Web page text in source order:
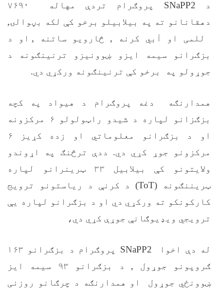
د SNaPP2 پروګرام
تردې مهاله ۷۶۹۰
دهقانانو ته په بیلابیلو برخو کې لکه بڼوالۍ,
للمی او آبي کرنه , څارويو ساتنه , او د
بزګرانو سيمه ایزو ښوونیزو ترنینګونه د
جوړولو په برخو کې ترنینګونه ورکړي دي.
همدارنګه دغه پروګرام د هیواد په کچه
بزګزانو لپاره د شیدو راټولولو ۶ مرکزونه
او د بزګرانو معلوماتي او زده کړيز ۶
مرکزونو جوړ کړي دي. ددې ترڅنګ په اړوندو
ولایتونو کې بیلابیل ۳۳ ټرینرانو لپاره
ټریننګونه (ToT) د کرنې د ریاستونو ترویج
کارکونکو ته ورکړي دي او د بزګرانو لپاره يې
ترویجي ویډیوګانې جوړې کړي دي،
له دې اخوا SNaPP2
پروګرام د بزګرانو ۱۶۳
ګروپونو جوړول ,
د بزګرانو ۹۳ سیمه ایز
ښوونځي جوړول او همدارنګه د چرګانو روزنی